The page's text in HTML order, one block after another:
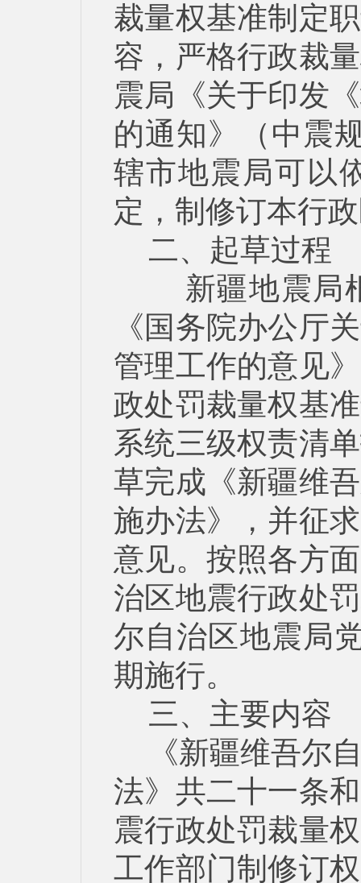
裁量权基准制定
容，严格行政裁
震局《关于印发
的通知》（中震
辖市地震局可以
定，制修订本行
二、起草过程
新疆地震局
《国务院办公厅
管理工作的意见
政处罚裁量权基
系统三级权责清
草完成《新疆维
施办法》，并征
意见。按照各方
治区地震行政处
尔自治区地震局
期施行。
三、主要内容
《新疆维吾尔
法》共二十一条
震行政处罚裁量
工作部门制修订